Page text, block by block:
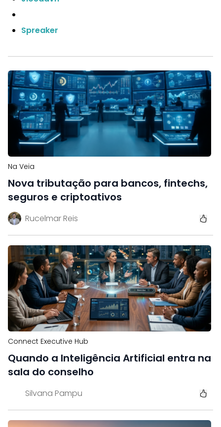
Spreaker
Na Veia
Nova tributação para bancos, fintechs,
seguros e criptoativos
Rucelmar Reis
Connect Executive Hub
Quando a Inteligência Artificial entra na
sala do conselho
Silvana Pampu